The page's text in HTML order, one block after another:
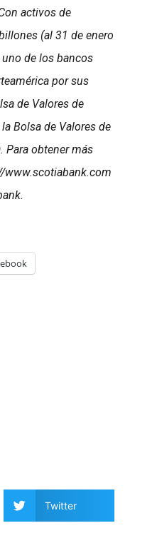
activos de
(al 31 de enero
de los bancos
por sus
de Valores de
Bolsa de Valores de
Para obtener más
Twitter